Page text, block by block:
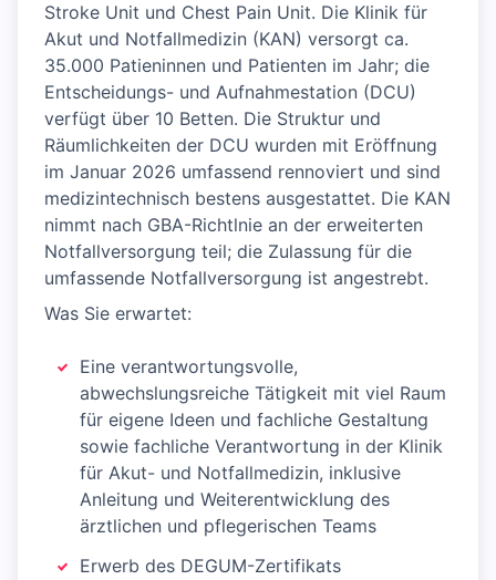
Stroke Unit und Chest Pain Unit. Die Klinik für
Akut und Notfallmedizin (KAN) versorgt ca.
35.000 Patieninnen und Patienten im Jahr; die
Entscheidungs- und Aufnahmestation (DCU)
verfügt über 10 Betten. Die Struktur und
Räumlichkeiten der DCU wurden mit Eröffnung
im Januar 2026 umfassend rennoviert und sind
medizintechnisch bestens ausgestattet. Die KAN
nimmt nach GBA-Richtlnie an der erweiterten
Notfallversorgung teil; die Zulassung für die
umfassende Notfallversorgung ist angestrebt.
Was Sie erwartet:
Eine verantwortungsvolle,
abwechslungsreiche Tätigkeit mit viel Raum
für eigene Ideen und fachliche Gestaltung
sowie fachliche Verantwortung in der Klinik
für Akut- und Notfallmedizin, inklusive
Anleitung und Weiterentwicklung des
ärztlichen und pflegerischen Teams
Erwerb des DEGUM-Zertifikats